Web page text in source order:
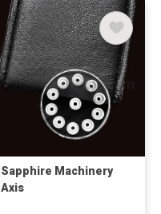
Sapphire Machinery
Axis